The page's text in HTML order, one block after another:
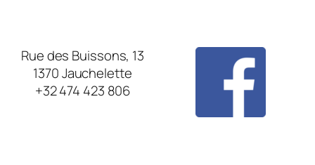
Rue des Buissons, 13
1370 Jauchelette
+32 474 423 806